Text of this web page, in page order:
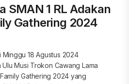
SMAN 1 RL Adakan
Gathering 2024
Minggu 18 Agustus 2024
Musi Trokon Cawang Lama
Gathering 2024 yang